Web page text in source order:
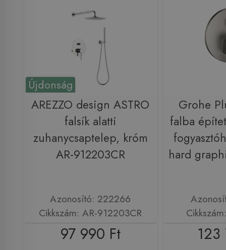
Újdonság
AREZZO design ASTRO
falsík alatti
zuhanycsaptelep, króm
AR-912203CR
Azonosító: 222266
Cikkszám: AR-912203CR
97 990 Ft
Grohe
falba
hard
123